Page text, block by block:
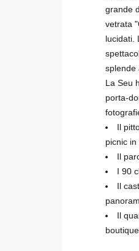
grande
vetrata
lucidati.
splende
La Seu
porta-
Il
picnic in
Il
I 90
Il
Il